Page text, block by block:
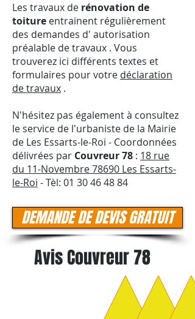
Les travaux de rénovation de
toiture entrainent régulièrement
des demandes d' autorisation
préalable de travaux . Vous
trouverez ici différents textes et
formulaires pour votre déclaration
de travaux .
N'hésitez pas également à consultez
le service de l'urbaniste de la Mairie
de Les Essarts-le-Roi - Coordonnées
délivrées par Couvreur 78 : 18 rue
du 11-Novembre 78690 Les Essarts-
le-Roi - Tèl: 01 30 46 48 84
DEMANDE DE DEVIS GRATUIT
Avis Couvreur 78